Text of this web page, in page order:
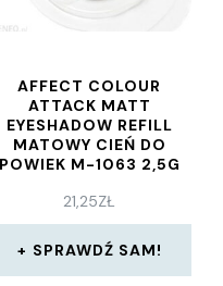
AFFECT COLOUR
ATTACK MATT
EYESHADOW REFILL
MATOWY CIEŃ DO
POWIEK M-1063 2,5G
21,25ZŁ
SPRAWDŹ SAM!